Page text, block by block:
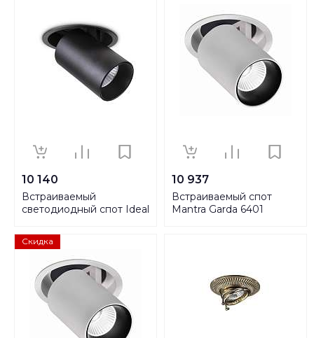
10 140
Встраиваемый
светодиодный спот Ideal
248189
10 937
Встраиваемый спот
Mantra Garda 6401
Скидка